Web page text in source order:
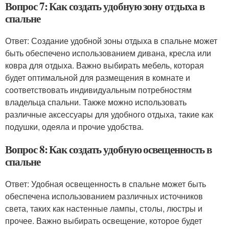
Вопрос 7: Как создать удобную зону отдыха в
спальне
Ответ: Создание удобной зоны отдыха в спальне может
быть обеспечено использованием дивана, кресла или
ковра для отдыха. Важно выбирать мебель, которая
будет оптимальной для размещения в комнате и
соответствовать индивидуальным потребностям
владельца спальни. Также можно использовать
различные аксессуары для удобного отдыха, такие как
подушки, одеяла и прочие удобства.
Вопрос 8: Как создать удобную освещенность в
спальне
Ответ: Удобная освещенность в спальне может быть
обеспечена использованием различных источников
света, таких как настенные лампы, столы, люстры и
прочее. Важно выбирать освещение, которое будет